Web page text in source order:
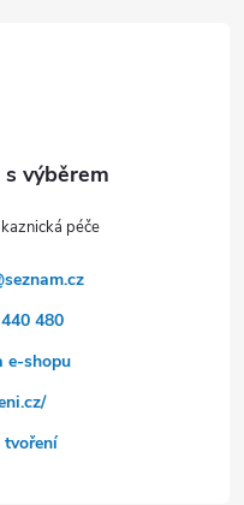
seznam.cz
480
e-shopu
tvoření